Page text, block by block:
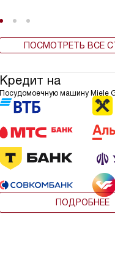
ПОСМОТРЕТЬ ВСЕ
Кредит на
Посудомоечную машину Miele
ПОДРОБНЕЕ